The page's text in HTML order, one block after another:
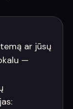
ar jūsų
—